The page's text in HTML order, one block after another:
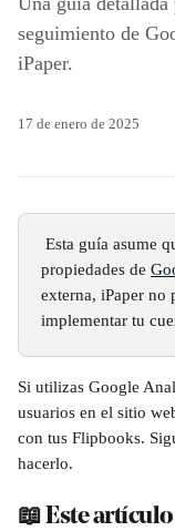
seguimiento de
iPaper.
17 de enero de 2025
Esta guía asume
propiedades de
externa, iPaper no
implementar tu
Si utilizas Google
usuarios en el sitio
con tus Flipbooks.
hacerlo.
📖 Este